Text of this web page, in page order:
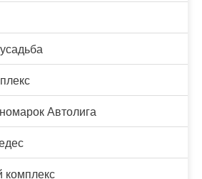
Автолига
комплекс